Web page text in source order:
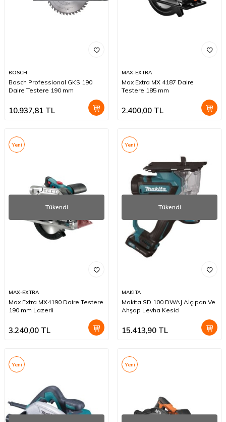
BOSCH
Bosch Professional GKS 190
Daire Testere 190 mm
10.937,81 TL
MAX-EXTRA
Max Extra MX 4187 Daire
Testere 185 mm
2.400,00 TL
Yeni
Tükendi
MAX-EXTRA
Max Extra MX4190 Daire Testere
190 mm Lazerli
3.240,00 TL
Yeni
Tükendi
MAKITA
Makita SD 100 DWAJ Alçıpan Ve
Ahşap Levha Kesici
15.413,90 TL
Yeni Yeni